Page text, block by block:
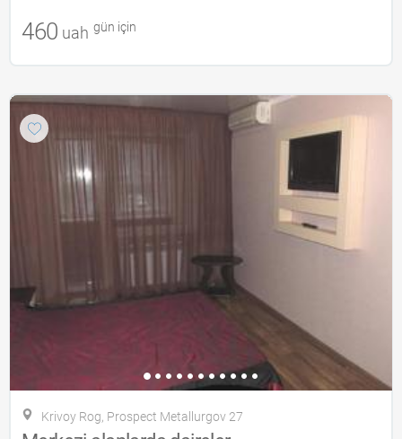
460 uah gün için
Krivoy Rog, Prospect Metallurgov 27